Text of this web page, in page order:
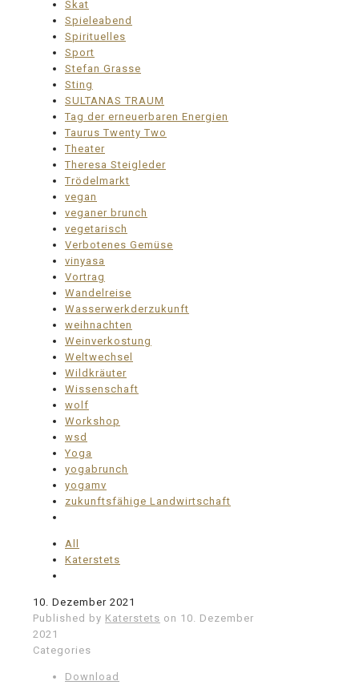
Skat
Spieleabend
Spirituelles
Sport
Stefan Grasse
Sting
SULTANAS TRAUM
Tag der erneuerbaren Energien
Taurus Twenty Two
Theater
Theresa Steigleder
Trödelmarkt
vegan
veganer brunch
vegetarisch
Verbotenes Gemüse
vinyasa
Vortrag
Wandelreise
Wasserwerkderzukunft
weihnachten
Weinverkostung
Weltwechsel
Wildkräuter
Wissenschaft
wolf
Workshop
wsd
Yoga
yogabrunch
yogamv
zukunftsfähige Landwirtschaft
All
Katerstets
10. Dezember 2021
Published by Katerstets on 10. Dezember
2021
Categories
Download